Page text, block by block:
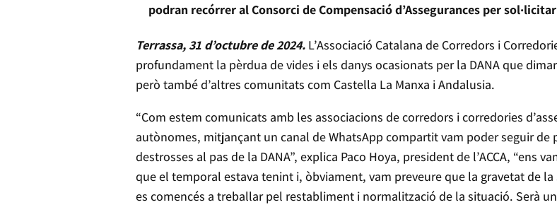
podran recórrer al Consorci de Compensació d’Assegurances per
Terrassa, 31 d’octubre de 2024. L’Associació Catalana de Corredors i
profundament la pèrdua de vides i els danys ocasionats per la DANA que
però també d’altres comunitats com Castella La Manxa i Andalusia.
“Com estem comunicats amb les associacions de corredors i corredories
autònomes, mitjançant un canal de WhatsApp compartit vam poder seguir de
destrosses al pas de la DANA”, explica Paco Hoya, president de l’ACCA, “ens
que el temporal estava tenint i, òbviament, vam preveure que la gravetat de
es comencés a treballar pel restabliment i normalització de la situació. Serà